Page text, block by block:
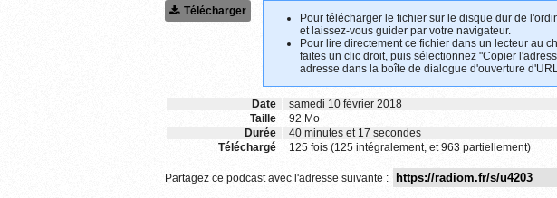
Télécharger
Pour télécharger le fichier sur le disque dur de
et laissez-vous guider par votre navigateur.
Pour lire directement ce fichier dans un lecteur au
faites un clic droit, puis sélectionnez "Copier
adresse dans la boîte de dialogue d'ouverture
Date
samedi 10 février 2018
Taille
92 Mo
Durée
40 minutes et 17 secondes
Téléchargé
125 fois (125 intégralement, et 963 partiellement)
Partagez ce podcast avec l'adresse suivante :